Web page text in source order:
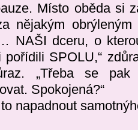
Místo oběda si
nějakým
NAŠI dceru, o
SPOLU,“
„Třeba se
Spokojená?“
napadnout